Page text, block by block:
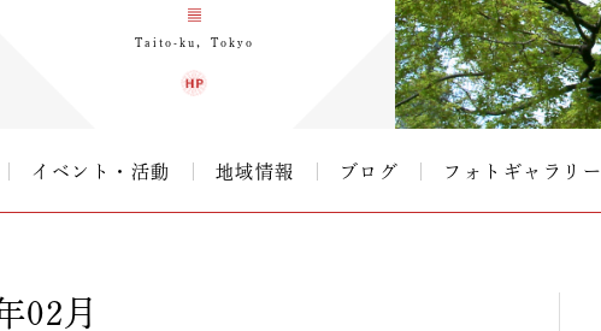
Taito-ku，Tokyo
イベント・活動 地域情報 ブログ フォトギャラリー
02月